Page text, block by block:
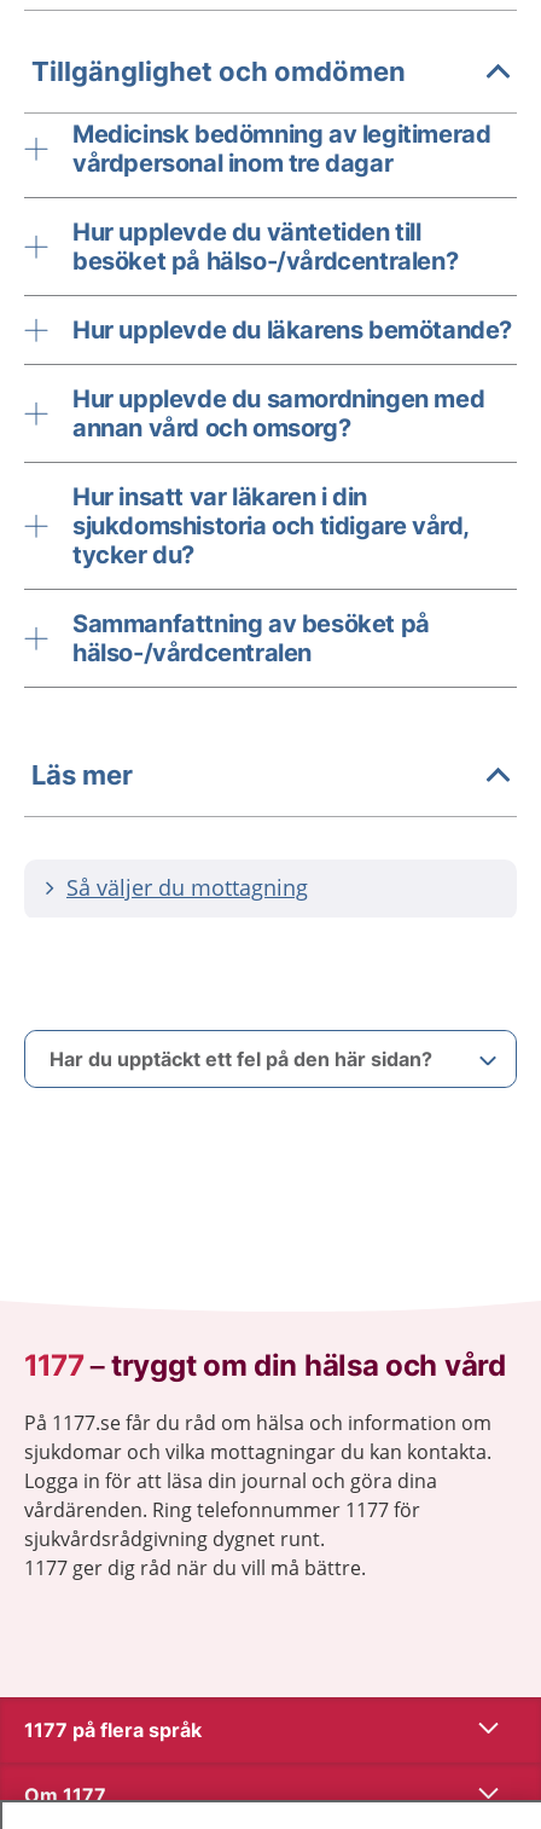
Tillgänglighet och omdömen
Medicinsk bedömning av legitimerad
vårdpersonal inom tre dagar
Hur upplevde du väntetiden till
besöket på hälso-/vårdcentralen?
Hur upplevde du läkarens bemötande?
Hur upplevde du samordningen med
annan vård och omsorg?
Hur insatt var läkaren i din
sjukdomshistoria och tidigare vård,
tycker du?
Sammanfattning av besöket på
hälso-/vårdcentralen
Läs mer
Så väljer du mottagning
Har du upptäckt ett fel på den här sidan?
1177–tryggt om din hälsa och vård
På 1177.se får du råd om hälsa och information om
sjukdomar och vilka mottagningar du kan kontakta.
Logga in för att läsa din journal och göra dina
vårdärenden. Ring telefonnummer 1177 för
sjukvårdsrådgivning dygnet runt.
1177 ger dig råd när du vill må bättre.
1177 på flera språk Visa
Om 1177 Visa